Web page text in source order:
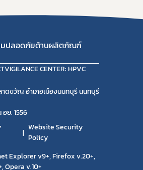
มปลอดภัยด้านผลิตภัณฑ์
CENTER: HPVC
ดขวัญ อำเภอเมืองนนทบุรี นนทบุรี
ย. 1556
Website Security
Policy
Explorer v9+, Firefox v.20+,
Opera v.10+